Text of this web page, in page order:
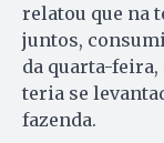
relatou que na
juntos,
da quarta-feira,
teria se
fazenda.